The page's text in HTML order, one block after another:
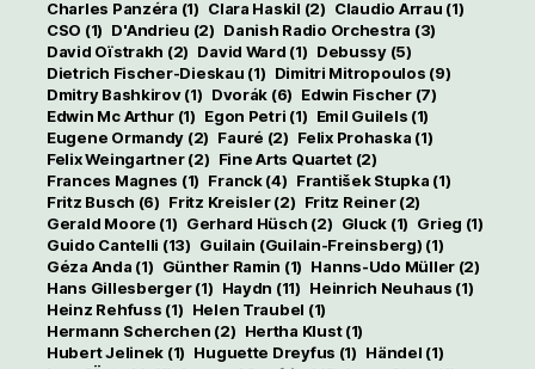
Charles Panzéra (1) Clara Haskil (2) Claudio Arrau (1)
CSO (1) D'Andrieu (2) Danish Radio Orchestra (3)
David Oïstrakh (2) David Ward (1) Debussy(5)
Dietrich Fischer-Dieskau (1) Dimitri Mitropoulos (9)
Dmitry Bashkirov(1) Dvorák (6) Edwin Fischer(7)
Edwin Mc Arthur(1) Egon Petri (1) Emil Guilels (1)
Eugene Ormandy (2) Fauré (2) Felix Prohaska (1)
Felix Weingartner(2) Fine Arts Quartet(2)
Frances Magnes (1) Franck(4) František Stupka (1)
Fritz Busch (6) Fritz Kreisler(2) Fritz Reiner(2)
Gerald Moore (1) Gerhard Hüsch (2) Gluck (1) Grieg (1)
Guido Cantelli (13) Guilain (Guilain-Freinsberg) (1)
Géza Anda (1) Günther Ramin (1) Hanns-Udo Müller (2)
Hans Gillesberger(1) Haydn (11) Heinrich Neuhaus (1)
Heinz Rehfuss (1) Helen Traubel (1)
Hermann Scherchen (2) Hertha Klust(1)
Hubert Jelinek (1) Huguette Dreyfus (1) Händel (1)